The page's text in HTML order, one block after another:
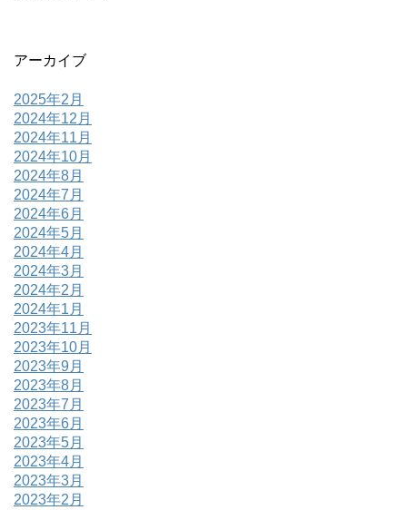
アーカイブ
2025年2月
2024年12月
2024年11月
2024年10月
2024年8月
2024年7月
2024年6月
2024年5月
2024年4月
2024年3月
2024年2月
2024年1月
2023年11月
2023年10月
2023年9月
2023年8月
2023年7月
2023年6月
2023年5月
2023年4月
2023年3月
2023年2月